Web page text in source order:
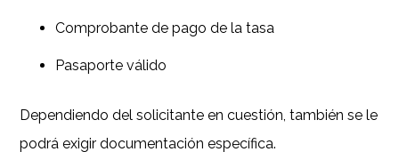
Comprobante de pago de la tasa
Pasaporte válido
Dependiendo del solicitante en cuestión, también se le
podrá exigir documentación específica.